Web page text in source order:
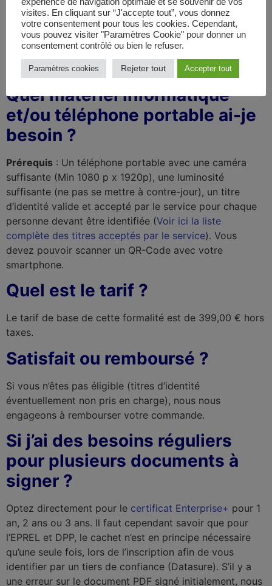
ainsi dans votre inscription auprès de l’EPREL ou du
DPP, notamment en vérifiant le contenu de votre
document PDF au regard du numéro « Organization
en cas de mauvaise saisie initiale de votre part).
Quel matériel informatique
et/ou téléphone portable ai-je
besoin ?
Prérequis : Un téléphone portable avec une caméra
suffisante (Min 1080 p x 1920p), une luminosité
suffisante (ne pas se mettre à contre-jour), un titre
d’identité valide et accepté par le service pour chaque
personne devant être identifiée (Voir ici la liste
complète des titres acceptés par le service). Vous
devez pouvoir scanner un QR-Code avec votre
smartphone.
Quel est le tarif ?
Le tarif de base de cette formalité est de 399,00 € hors
taxes.
Satisfait ou remboursé ?
Si vous n’êtes pas éligible (titres d’identité
éventuellement non pris en charge), nous nous
engageons à rembourser votre commande.
Si j’ai des besoins réguliers
pour plusieurs documents à
signer ?
Optez directement pour le certificat Enterprise+ pour 1
an, 2 ans ou 3 ans. Il faut cependant savoir que pour
l’EPREL et DPP, le cachet n’est en principe nécessaire
qu’une seule fois, lors de l’inscription afin de vous
identifier par un tiers de confiance (Datasure). S’il y a
une erreur sur le document PDF signé initialement, nous
visites. En cliquant sur “J'accepte tout”, vous donnez
votre consentement pour tous les cookies. Cependant,
vous pouvez visiter "Paramètres Cookie" pour donner un
consentement contrôlé ou bien le refuser.
Paramètres cookies Rejeter tout Accepter tout